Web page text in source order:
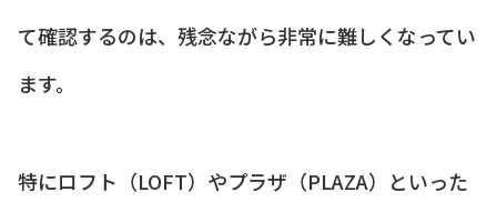
て確認するのは、残念ながら非常に難しくなってい
ます。
特にロフト（LOFT）やプラザ（PLAZA）といった